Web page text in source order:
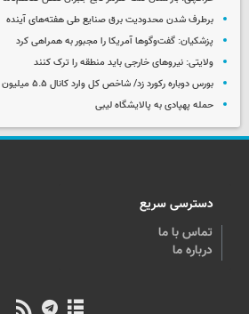
برطرف شدن محدودیت‌ برق صنایع طی هفته‌های آینده
پزشکیان: گفت‌وگوها آمریکا را مجبور به همراهی کرد
ولایتی: نیروهای خارجی باید منطقه را ترک کنند
بورس دوباره رکورد زد/ شاخص کل وارد کانال ۵.۵ میلیون واحد شد
حمله پهپادی به پالایشگاه لیبی
دسترسی سریع
تماس با ما
درباره ما